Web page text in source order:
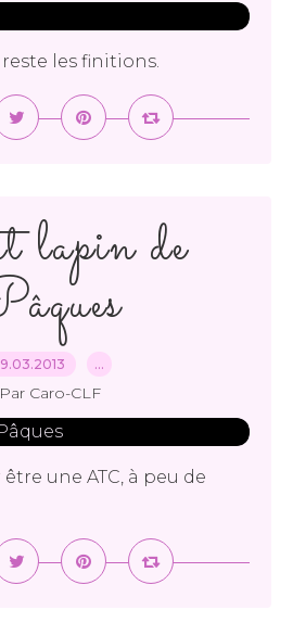
les finitions.
lapin de
…
Par Caro-CLF
une ATC, à peu de